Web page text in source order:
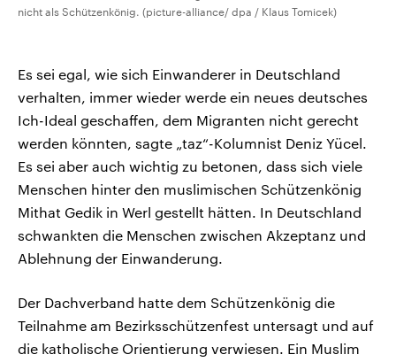
nicht als Schützenkönig. (picture-alliance/ dpa / Klaus Tomicek)
Es sei egal, wie sich Einwanderer in Deutschland
verhalten, immer wieder werde ein neues deutsches
Ich-Ideal geschaffen, dem Migranten nicht gerecht
werden könnten, sagte „taz“-Kolumnist Deniz Yücel.
Es sei aber auch wichtig zu betonen, dass sich viele
Menschen hinter den muslimischen Schützenkönig
Mithat Gedik in Werl gestellt hätten. In Deutschland
schwankten die Menschen zwischen Akzeptanz und
Ablehnung der Einwanderung.
Der Dachverband hatte dem Schützenkönig die
Teilnahme am Bezirksschützenfest untersagt und auf
die katholische Orientierung verwiesen. Ein Muslim